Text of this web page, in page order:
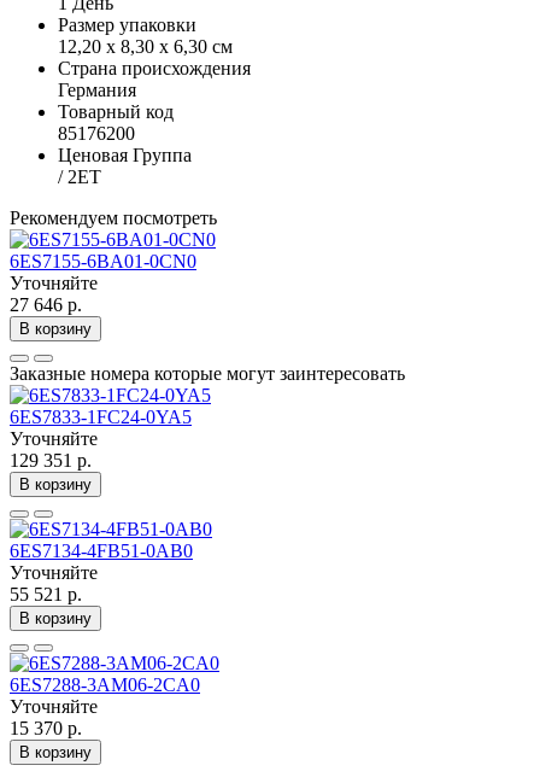
Размер упаковки
12,20 x 8,30 x 6,30 см
Страна происхождения
Германия
Товарный код
85176200
Ценовая Группа
/ 2ET
Рекомендуем посмотреть
6ES7155-6BA01-0CN0
Уточняйте
27 646 р.
В корзину
Заказные номера которые могут заинтересовать
6ES7833-1FC24-0YA5
Уточняйте
129 351 р.
В корзину
6ES7134-4FB51-0AB0
Уточняйте
55 521 р.
В корзину
6ES7288-3AM06-2CA0
Уточняйте
15 370 р.
В корзину